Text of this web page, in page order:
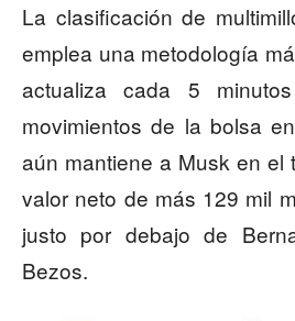
La clasificación de
emplea una metodología
actualiza cada 5
movimientos de la bolsa
aún mantiene a Musk en el
valor neto de más 129 mil
justo por debajo de
Bezos.